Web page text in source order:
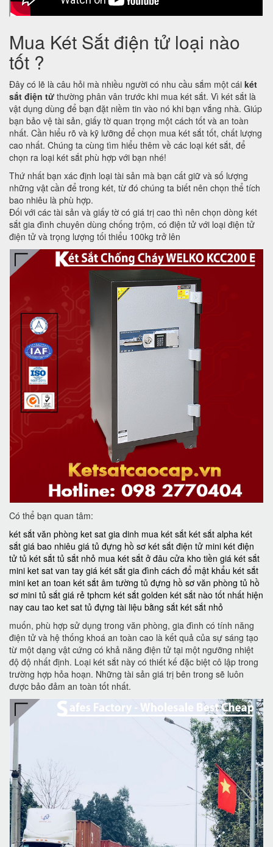
Mua Két Sắt điện tử loại nào
tốt ?
Đây có lẽ là câu hỏi mà nhiều người có nhu cầu sắm một cái két
sắt điện tử thường phân vân trước khi mua két sắt. Vì két sắt là
vật dụng dùng để bạn đặt niềm tin vào nó khi bạn vắng nhà. Giúp
bạn bảo vệ tài sản, giấy tờ quan trọng một cách tốt và an toàn
nhất. Cần hiểu rõ và kỹ lưỡng để chọn mua két sắt tốt, chất lượng
cao nhất. Chúng ta cùng tìm hiểu thêm về các loại két sắt, để
chọn ra loại két sắt phù hợp với bạn nhé!
Thứ nhất bạn xác định loại tài sản mà bạn cất giữ và số lượng
những vật cần để trong két, từ đó chúng ta biết nên chọn thể tích
bao nhiêu là phù hợp.
Đối với các tài sản và giấy tờ có giá trị cao thì nên chọn dòng két
sắt gia đình chuyên dùng chống trộm, có điện tử với loại điện tử
điện tử và trọng lượng tối thiểu 100kg trở lên
Có thể bạn quan tâm:
két sắt văn phòng ket sat gia dinh mua két sắt két sắt alpha két
sắt giá bao nhiêu giá tủ đựng hồ sơ két sắt điện tử mini két điện
tử tủ két sắt tủ sắt nhỏ mua két sắt ở đâu cửa kho tiền giá két sắt
mini ket sat van tay giá két sắt gia đình cách đổ mật khẩu két sắt
mini ket an toan két sắt âm tường tủ đựng hồ sơ văn phòng tủ hồ
sơ mini tủ sắt giá rẻ tphcm két sắt golden két sắt nào tốt nhất hiện
nay cau tao ket sat tủ đựng tài liệu bằng sắt két sắt nhỏ
muốn, phù hợp sử dụng trong văn phòng, gia đình có tính năng
điện tử và hệ thống khoá an toàn cao là kết quả của sự sáng tạo
từ một dạng vật cứng có khả năng điện tử tại một ngưỡng nhiệt
độ độ nhất định. Loại két sắt này có thiết kế đặc biệt cô lập trong
trường hợp hỏa hoạn. Những tài sản giá trị bên trong sẽ luôn
được bảo đảm an toàn tốt nhất.